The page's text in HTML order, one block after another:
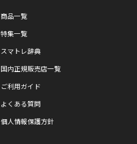
商品一覧
特集一覧
スマトレ辞典
国内正規販売店一覧
ご利用ガイド
よくある質問
個人情報保護方針